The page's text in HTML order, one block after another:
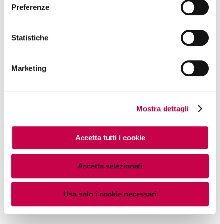
Preferenze
Statistiche
Marketing
Mostra dettagli
Accetta tutti i cookie
Accetta selezionati
Usa solo i cookie necessari
in UK, Francia ed Italia. Oltre a Digital Pills, nel 2013 ha